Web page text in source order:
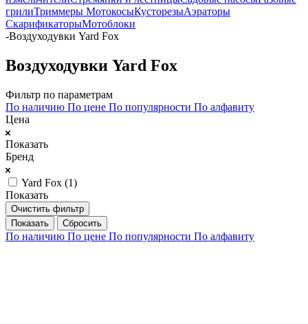
грилиТриммеры МотокосыКусторезыАэраторы
СкарификаторыМотоблоки
-Воздуходувки Yard Fox
Воздуходувки Yard Fox
Фильтр по параметрам
По наличию По цене По популярности По алфавиту
Цена
Показать
Бренд
Yard Fox (1)
Показать
Очистить фильтр
Сбросить
По наличию По цене По популярности По алфавиту